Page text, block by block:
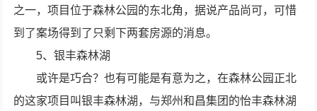
之一，项目位于森林公园的东北角，据说产品尚可，可惜
到了案场得到了只剩下两套房源的消息。
5、银丰森林湖
或许是巧合？也有可能是有意为之，在森林公园正北
的这家项目叫银丰森林湖，与郑州和昌集团的怡丰森林湖